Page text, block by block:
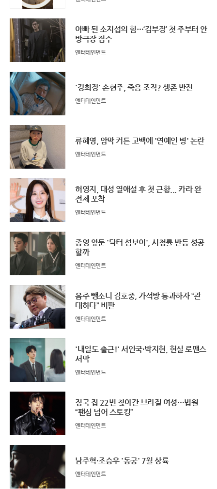
아빠 된 소지섭의 힘…‘김부장’ 첫 주부터 안
방극장 접수
엔터테인먼트
'강회장' 손현주, 죽음 조작? 생존 반전
엔터테인먼트
류혜영, 암막 커튼 고백에 '연예인 병' 논란
엔터테인먼트
허영지, 대성 열애설 후 첫 근황... 카라 완
전체 포착
엔터테인먼트
종영 앞둔 '닥터 섬보이', 시청률 반등 성공
할까
엔터테인먼트
음주 뺑소니 김호중, 가석방 통과하자 “관
대하다” 비판
엔터테인먼트
'내일도 출근!' 서인국·박지현, 현실 로맨스
서막
엔터테인먼트
정국 집 22번 찾아간 브라질 여성…법원
“팬심 넘어 스토킹”
엔터테인먼트
남주혁·조승우 '동궁' 7월 상륙
엔터테인먼트